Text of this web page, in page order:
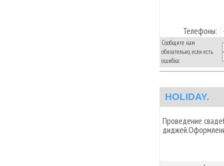
Телефоны:
Сообщите нам
обязательно, если есть
ошибка:
HOLIDAY.
Проведение